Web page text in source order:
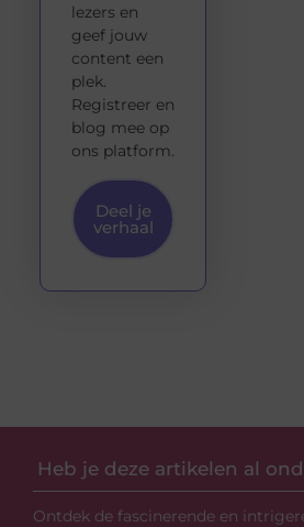
lezers en
geef jouw
content een
plek.
Registreer en
blog mee op
ons platform.
Deel je
verhaal
Heb je deze artikelen al
Ontdek de fascinerende en